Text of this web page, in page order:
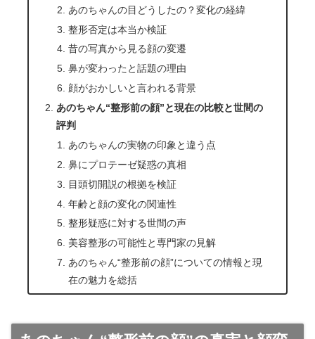
あのちゃんの目どうしたの？変化の経緯
整形否定は本当か検証
昔の写真から見る顔の変遷
鼻が変わったと話題の理由
顔がおかしいと言われる背景
あのちゃん“整形前の顔”と現在の比較と世間の
評判
あのちゃんの実物の印象と違う点
鼻にプロテーゼ疑惑の真相
目頭切開説の根拠を検証
年齢と顔の変化の関連性
整形疑惑に対する世間の声
美容整形の可能性と専門家の見解
あのちゃん“整形前の顔”についての情報と現
在の魅力を総括